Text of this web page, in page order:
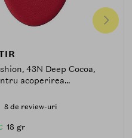
43N Deep Cocoa,
acoperirea...
8 de review-uri
18 gr